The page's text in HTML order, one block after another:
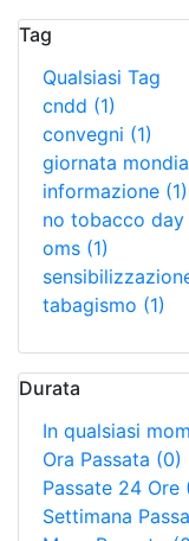
Tag
Qualsiasi Tag
cndd (1)
convegni (1)
giornata
informazione (1)
no tobacco day
oms (1)
tabagismo (1)
Durata
In qualsiasi
Ora Passata (0)
Passate 24 Ore
Settimana